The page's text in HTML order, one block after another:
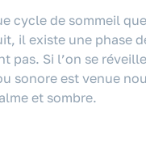
cycle de sommeil
il existe une phase
pas. Si l’on se
sonore est venue
et sombre.